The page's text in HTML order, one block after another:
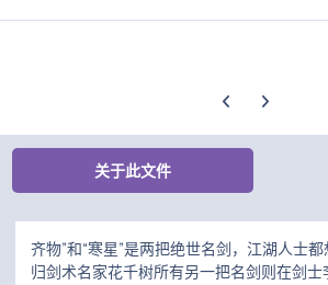
上一张轮播幻灯片
下一张轮播
关于此文件
齐物”和“寒星”是两把绝世名剑，江湖人士
归剑术名家花千树所有另一把名剑则在剑